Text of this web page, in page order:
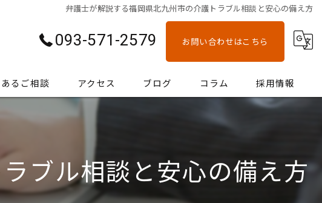
弁護士が解説する福岡県北九州市の介護トラブル相談と安心の備え方
093-571-2579 お問い合わせはこちら
るご相談 アクセス ブログ コラム 採用情報
ブル相談と安心の備え方